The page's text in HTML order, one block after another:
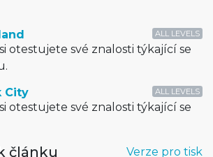
ALL LEVELS
otestujete své znalosti týkající se
ALL LEVELS
City
otestujete své znalosti týkající se
Verze pro tisk
článku